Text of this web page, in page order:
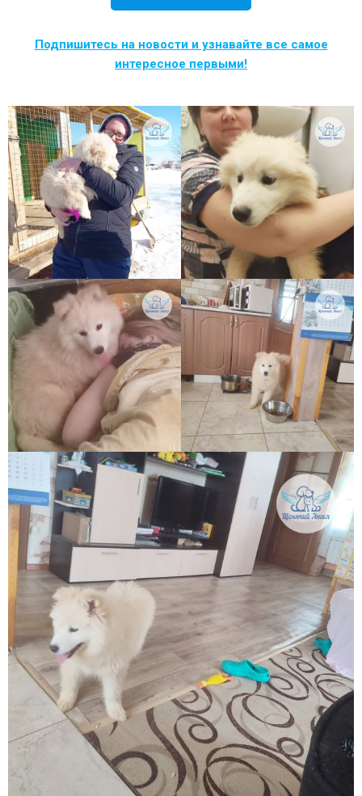
Подпишитесь на новости и узнавайте все самое
интересное первыми!